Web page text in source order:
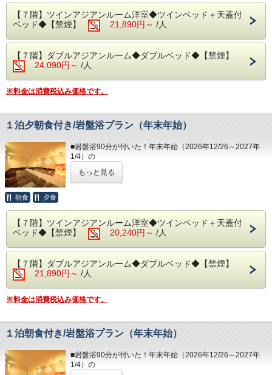
1日1車輛1,200円となります。
※30台と限りがあり先着順のお申し込みとなります。
※満車の場合は、ホテルよりご連絡いたします。（近隣のコ
グをお客様ご自身でご利用ください。）
■駐車場はホームページの「アクセス欄」をご確認くださ
◆その他の税
フェをお楽しみください。
※夕暮れ時に海を見ながらお召し上がりいただく時間は格別
です！
＊体験型の浜焼きやピザ、カニもお楽しみいただけます。
＊内容・品数は時期によって異なる場合がございます。
（写真はイメージとなります。）
・夕食 17:30～21:00（最終入場 20:00）
・朝食 7:00～ 9:30（最終入場 9:00）
ます。
良質な熱海温泉をご堪能くださいませ。
源泉かけ流しの露天風呂は湯船に浸かれば至福のひと時・間
違いなし！
・15:00～24:00（最終入場 23:30）
事前予約制でございます。
＜0557-82-8111＞までお問い合わせ下さい。
◆駐車場
※満車の場合はホテルよりご連絡いたします。（近隣のコイ
ンパーキング
◆その他の税
＜専用駐車場につきまして＞
ります。
・台数には限りがございます。ご用意ができない場合、その
旨を当館よりご連絡いたします。
＊事前予約制となります。
＊備考欄にご希望の時間をご記入下さい。
＊プランは大人のみとなります。
お子様が含まれる場合、ご宿泊代は現地精算となります。
◆お部屋
相模湾から昇る朝日や熱海の夜景が一望できます。
＊３歳未満のお子様がいらっしゃる際は備考欄へご記入下さ
＊３名様以上のご利用時はご就寝の際に畳・ソファーペース
にごお客様
ご自身でお布団を敷いて頂いております。
◆お食事
フェをお楽しみください。
※夕暮れ時に海を見ながらお召し上がりいただく時間は格別
です！
＊体験型の浜焼きやピザ、カニもお楽しみいただけます。
＊内容・品数は時期によって異なる場合がございます。
（写真はイメージとなります。）
・夕食 17:30～21:00（最終入場 20:00）
・朝食 7:00～ 9:30（最終入場 9:00）
ます。
良質な熱海温泉をご堪能くださいませ。
源泉かけ流しの露天風呂は湯船に浸かれば至福のひと時・間
【７階】ツインアジアンルーム洋室◆ツインベッド＋天蓋付
ベッド◆【禁煙】
21,890円～ /人
【７階】ダブルアジアンルーム◆ダブルベッド◆【禁煙】
24,090円～ /人
※料金は消費税込み価格です。
１泊夕朝食付き/岩盤浴プラン（年末年始）
■岩盤浴90分が付いた！年末年始（2026年12/26～2027年
1/4）の
好評の「岩盤浴」がご利用できるプランです。
５つのストーンで構成された非日常的な空間は、心安らぐひ
と時になります。
＊事前予約制となります。
希望の時間に添えない場合はご連絡いたします。
＊プランは大人のみとなります。
お子様が含まれる場合、ご宿泊代は現地精算となります。
お部屋から見る景色は「感動」間違いなし。
相模湾から昇る朝日や熱海の夜景が一望できます。
＊３歳未満のお子様がいらっしゃる際は備考欄へご記入下さ
い。
＊３名様以上のご利用時はご就寝の際に畳・ソファーペース
にごお客様
もっと見る
朝食 夕食
【７階】ツインアジアンルーム洋室◆ツインベッド＋天蓋付
ベッド◆【禁煙】
20,240円～ /人
【７階】ダブルアジアンルーム◆ダブルベッド◆【禁煙】
21,890円～ /人
※料金は消費税込み価格です。
１泊朝食付き/岩盤浴プラン（年末年始）
■岩盤浴90分が付いた！年末年始（2026年12/26～2027年
1/4）の